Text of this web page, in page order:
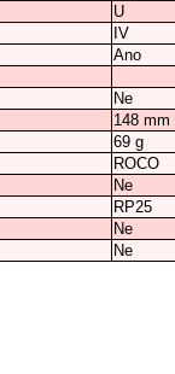
U
IV
Ano
Ne
148 mm
69 g
ROCO
Ne
RP25
Ne
Ne